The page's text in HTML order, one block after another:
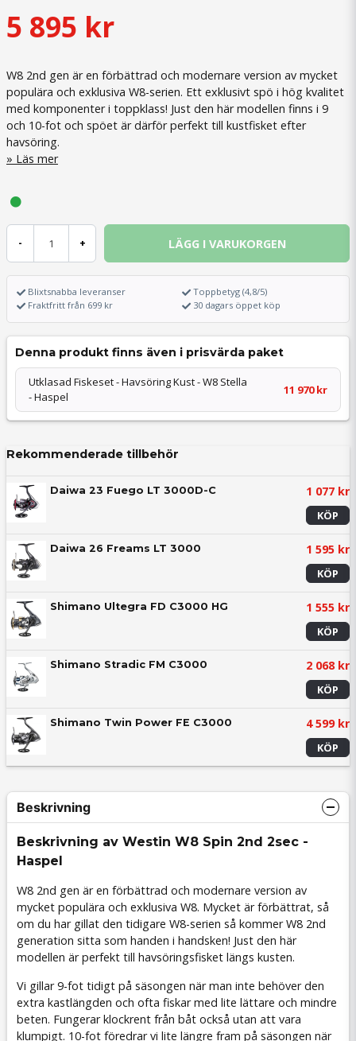
5 895 kr
W8 2nd gen är en förbättrad och modernare version av mycket
populära och exklusiva W8-serien. Ett exklusivt spö i hög kvalitet
med komponenter i toppklass! Just den här modellen finns i 9
och 10-fot och spöet är därför perfekt till kustfisket efter
havsöring.
Läs mer
- + LÄGG I VARUKORGEN
Blixtsnabba leveranser
Fraktfritt från 699 kr
Toppbetyg (4,8/5)
30 dagars öppet köp
Denna produkt finns även i prisvärda paket
Utklasad Fiskeset - Havsöring Kust - W8 Stella
- Haspel
11 970 kr
Rekommenderade tillbehör
Daiwa 23 Fuego LT 3000D-C 1 077 kr
KÖP
Daiwa 26 Freams LT 3000 1 595 kr
KÖP
Shimano Ultegra FD C3000 HG 1 555 kr
KÖP
Shimano Stradic FM C3000 2 068 kr
KÖP
Shimano Twin Power FE C3000 4 599 kr
KÖP
Beskrivning
Beskrivning av Westin W8 Spin 2nd 2sec -
Haspel
W8 2nd gen är en förbättrad och modernare version av
mycket populära och exklusiva W8. Mycket är förbättrat, så
om du har gillat den tidigare W8-serien så kommer W8 2nd
generation sitta som handen i handsken! Just den här
modellen är perfekt till havsöringsfisket längs kusten.
Vi gillar 9-fot tidigt på säsongen när man inte behöver den
extra kastlängden och ofta fiskar med lite lättare och mindre
beten. Fungerar klockrent från båt också utan att vara
klumpigt. 10-fot föredrar vi lite längre fram på säsongen när